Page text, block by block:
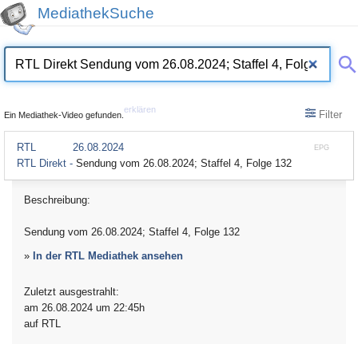
MediathekSuche
Ein Mediathek-Video gefunden.
erklären Filter
EPG
RTL
26.08.2024
RTL Direkt - Sendung vom 26.08.2024; Staffel 4, Folge 132
Beschreibung:
Sendung vom 26.08.2024; Staffel 4, Folge 132
» In der RTL Mediathek ansehen
Zuletzt ausgestrahlt:
am 26.08.2024 um 22:45h
auf RTL